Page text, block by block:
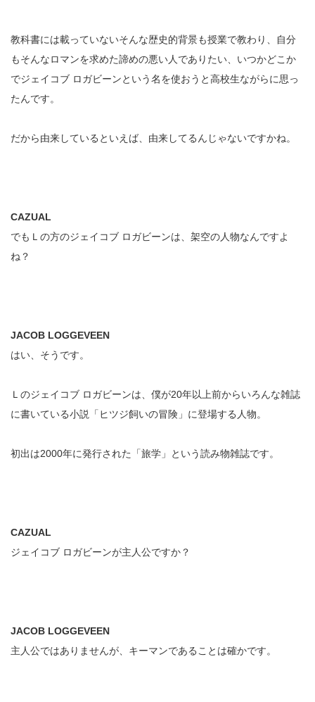
教科書には載っていないそんな歴史的背景も授業で教わり、自分
もそんなロマンを求めた諦めの悪い人でありたい、いつかどこか
でジェイコブ ロガビーンという名を使おうと高校生ながらに思っ
たんです。
だから由来しているといえば、由来してるんじゃないですかね。
CAZUAL
でもＬの方のジェイコブ ロガビーンは、架空の人物なんですよ
ね？
JACOB LOGGEVEEN
はい、そうです。
Ｌのジェイコブ ロガビーンは、僕が20年以上前からいろんな雑誌
に書いている小説「ヒツジ飼いの冒険」に登場する人物。
初出は2000年に発行された「旅学」という読み物雑誌です。
CAZUAL
ジェイコブ ロガビーンが主人公ですか？
JACOB LOGGEVEEN
主人公ではありませんが、キーマンであることは確かです。